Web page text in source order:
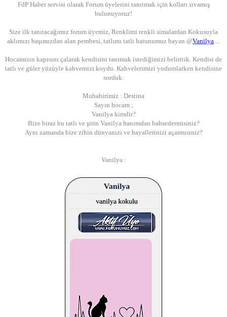
FdP Haber servisi olarak Forum üyelerini tanıtmak için kolları sıvamış
bulunuyoruz!
Size ilk tanıtacağımız forum üyemiz, Renklimi renkli simalardan Kokusuyla
aklımızı başımızdan alan pembesi, tatlımı tatlı hatunumuz bayan @Vanilya ...
Hocamızın kapısını çalarak kendisini tanımak istediğimizi belirttik. Kendisi de
tatlı ve güler yüzüyle kahvemizi koydu. Kahvelerimizi yudumlarken kendisine
sorduk:
Muhabirimiz : Destina
Sayın hocam ;
Vanilya kimdir?
Bize biraz bu tatlı ve şirin Vanilya hanımdan bahsedermisiniz?
Aynı zamanda bize zihin dünyanızı ve hayallerinizi açarmısınız?
Vanilya :